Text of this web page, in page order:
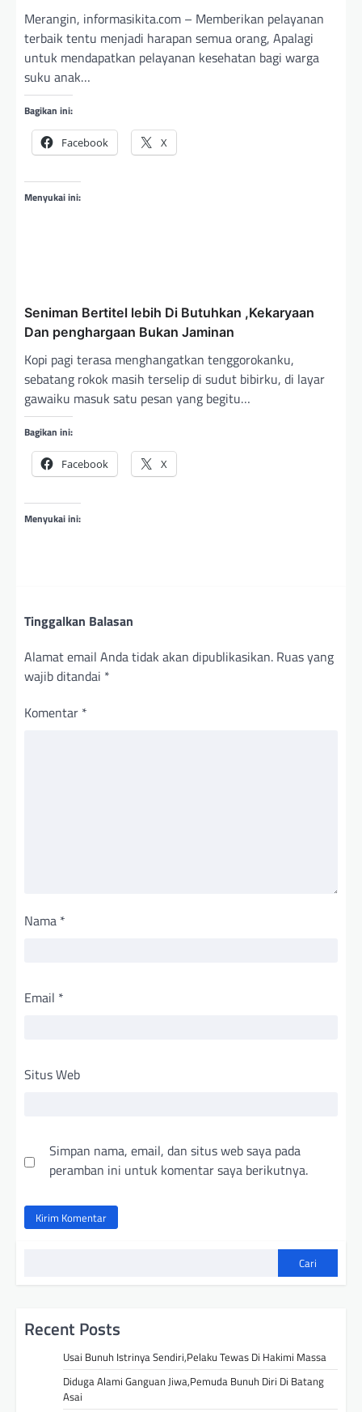
Merangin, informasikita.com – Memberikan pelayanan
terbaik tentu menjadi harapan semua orang, Apalagi
untuk mendapatkan pelayanan kesehatan bagi warga
suku anak…
Bagikan ini:
Facebook X
Menyukai ini:
Seniman Bertitel lebih Di Butuhkan ,Kekaryaan
Dan penghargaan Bukan Jaminan
Kopi pagi terasa menghangatkan tenggorokanku,
sebatang rokok masih terselip di sudut bibirku, di layar
gawaiku masuk satu pesan yang begitu…
Bagikan ini:
Facebook X
Menyukai ini:
Tinggalkan Balasan
Alamat email Anda tidak akan dipublikasikan. Ruas yang
wajib ditandai *
Komentar *
Nama *
Email *
Situs Web
Simpan nama, email, dan situs web saya pada
peramban ini untuk komentar saya berikutnya.
Cari
Recent Posts
Usai Bunuh Istrinya Sendiri,Pelaku Tewas Di Hakimi Massa
Diduga Alami Ganguan Jiwa,Pemuda Bunuh Diri Di Batang
Asai